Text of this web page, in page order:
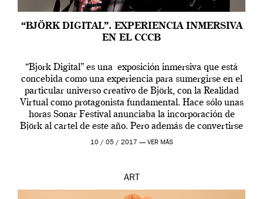
“BJÖRK DIGITAL”. EXPERIENCIA INMERSIVA
EN EL CCCB
“Bjork Digital” es una exposición inmersiva que está
concebida como una experiencia para sumergirse en el
particular universo creativo de Björk, con la Realidad
Virtual como protagonista fundamental. Hace sólo unas
horas Sonar Festival anunciaba la incorporación de
Björk al cartel de este año. Pero además de convertirse
en una de las actuaciones más relevantes […]
10 / 05 / 2017 — VER MÁS
ART